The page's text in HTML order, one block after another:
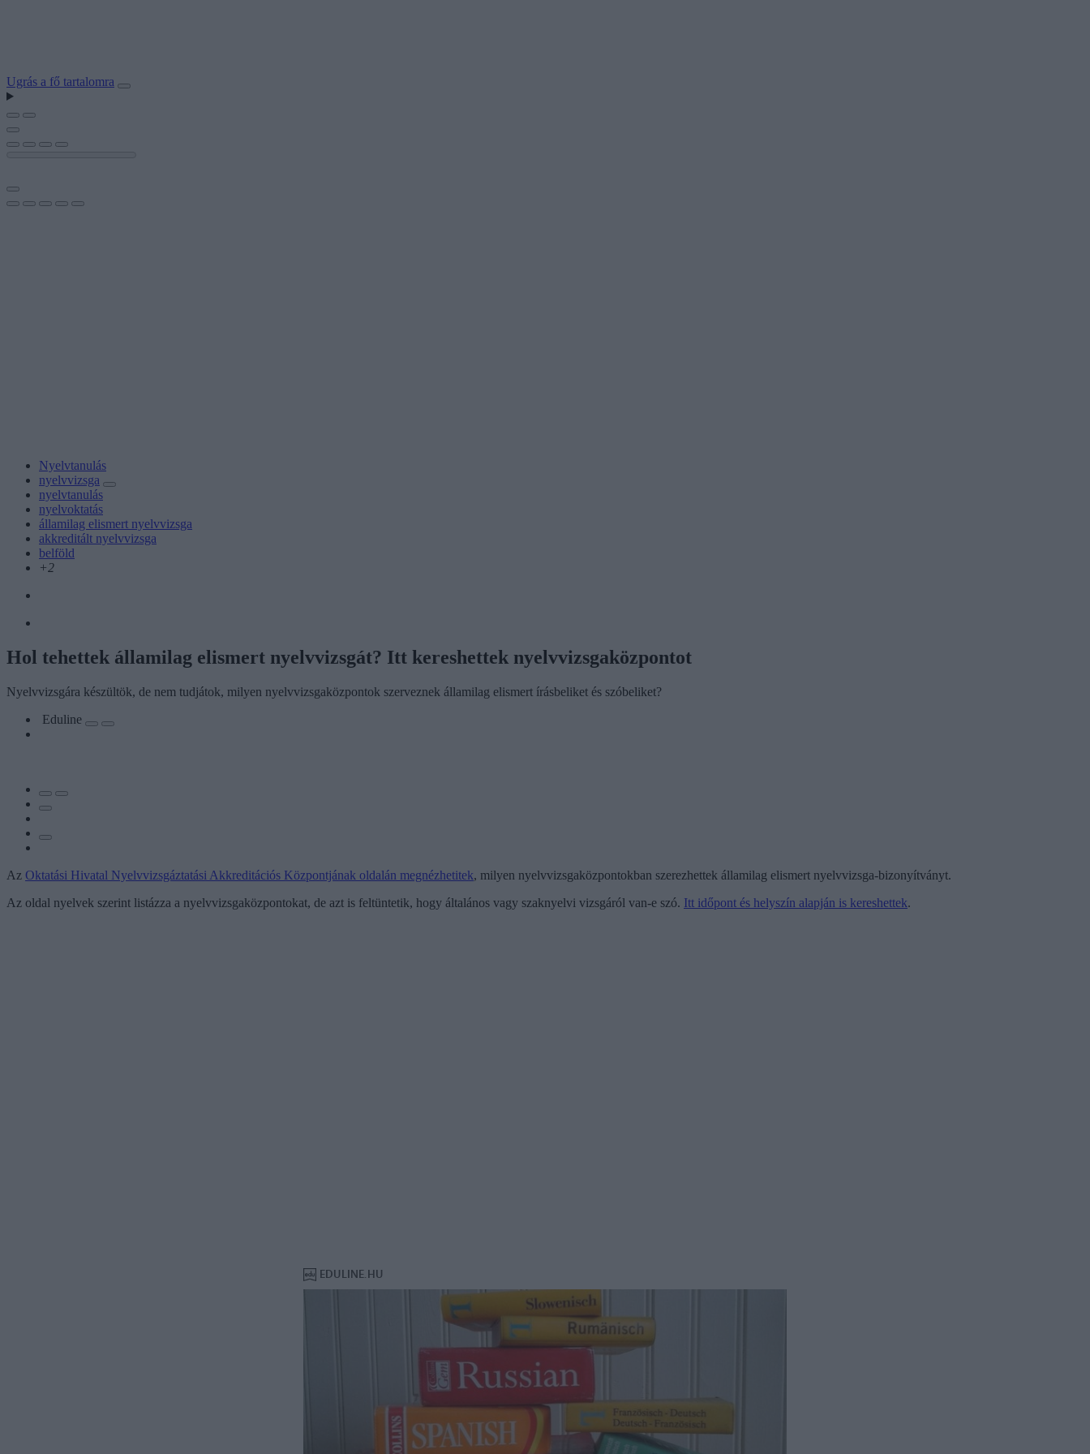
Ugrás a fő tartalomra
Nyelvtanulás
nyelvvizsga
nyelvtanulás
nyelvoktatás
államilag elismert nyelvvizsga
akkreditált nyelvvizsga
belföld
+2
Hol tehettek államilag elismert nyelvvizsgát? Itt kereshettek nyelvvizsgaközpontot
Nyelvvizsgára készültök, de nem tudjátok, milyen nyelvvizsgaközpontok szerveznek államilag elismert írásbeliket és szóbeliket?
Eduline
Az Oktatási Hivatal Nyelvvizsgáztatási Akkreditációs Központjának oldalán megnézhetitek, milyen nyelvvizsgaközpontokban szerezhettek államilag elismert nyelvvizsga-bizonyítványt.
Az oldal nyelvek szerint listázza a nyelvvizsgaközpontokat, de azt is feltüntetik, hogy általános vagy szaknyelvi vizsgáról van-e szó. Itt időpont és helyszín alapján is kereshettek.